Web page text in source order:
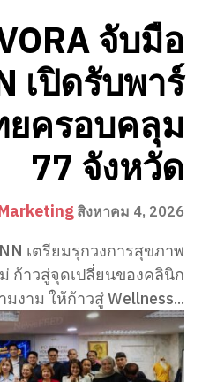
จับมือ
เปิดรับพาร์
ยครอบคลุม
77 จังหวัด
สิงหาคม 4, 2026
เตรียมรุกวงการสุขภาพ
ความงาม ให้ก้าวสู่ Wellness...